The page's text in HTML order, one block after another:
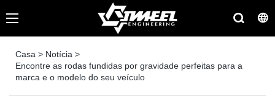
Casa > Notícia >
Encontre as rodas fundidas por gravidade perfeitas para a
marca e o modelo do seu veículo